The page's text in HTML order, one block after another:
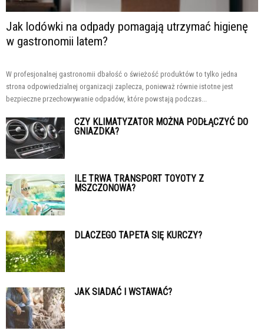
Jak lodówki na odpady pomagają utrzymać higienę
w gastronomii latem?
W profesjonalnej gastronomii dbałość o świeżość produktów to tylko jedna
strona odpowiedzialnej organizacji zaplecza, ponieważ równie istotne jest
bezpieczne przechowywanie odpadów, które powstają podczas...
CZY KLIMATYZATOR MOŻNA PODŁĄCZYĆ DO
GNIAZDKA?
ILE TRWA TRANSPORT TOYOTY Z
MSZCZONOWA?
DLACZEGO TAPETA SIĘ KURCZY?
JAK SIADAĆ I WSTAWAĆ?